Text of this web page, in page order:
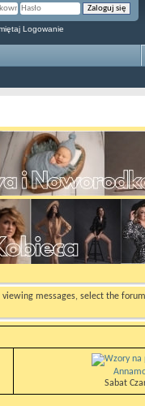
Logowanie
messages, select the
Sabat